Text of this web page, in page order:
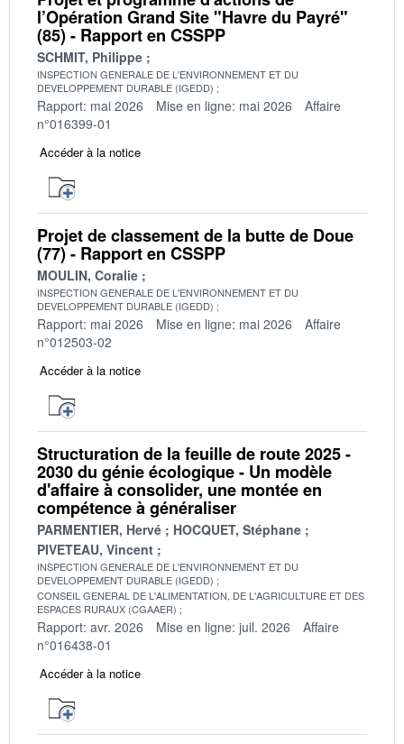
l’Opération Grand Site "Havre du Payré"
(85) - Rapport en CSSPP
SCHMIT, Philippe
INSPECTION GENERALE DE L'ENVIRONNEMENT ET DU
DEVELOPPEMENT DURABLE (IGEDD)
Rapport: mai 2026 Mise en ligne: mai 2026
Affaire
n°016399-01
Accéder à la notice
Projet de classement de la butte de Doue
(77) - Rapport en CSSPP
MOULIN, Coralie
INSPECTION GENERALE DE L'ENVIRONNEMENT ET DU
DEVELOPPEMENT DURABLE (IGEDD)
Rapport: mai 2026 Mise en ligne: mai 2026
Affaire
n°012503-02
Accéder à la notice
Structuration de la feuille de route 2025 -
2030 du génie écologique - Un modèle
d'affaire à consolider, une montée en
compétence à généraliser
PARMENTIER, Hervé
HOCQUET, Stéphane
PIVETEAU, Vincent
INSPECTION GENERALE DE L'ENVIRONNEMENT ET DU
DEVELOPPEMENT DURABLE (IGEDD)
CONSEIL GENERAL DE L'ALIMENTATION, DE L'AGRICULTURE ET DES
ESPACES RURAUX (CGAAER)
Rapport: avr. 2026 Mise en ligne: juil. 2026
Affaire
n°016438-01
Accéder à la notice